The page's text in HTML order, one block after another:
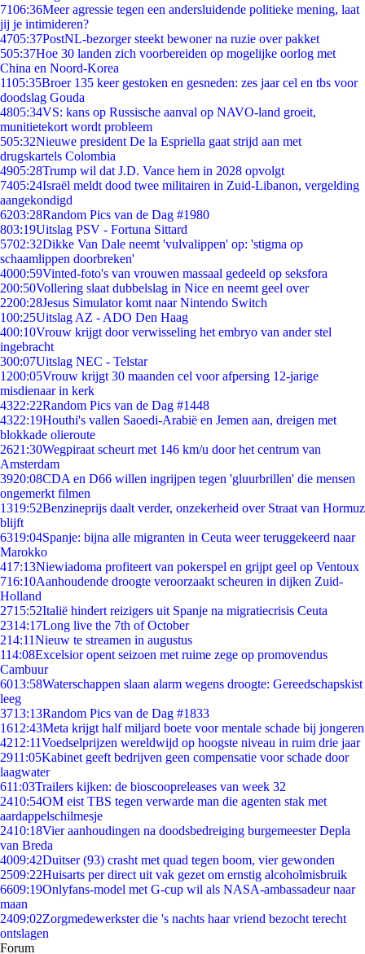
7106:36Meer agressie tegen een andersluidende politieke mening, laat
jij je intimideren?
4705:37PostNL-bezorger steekt bewoner na ruzie over pakket
505:37Hoe 30 landen zich voorbereiden op mogelijke oorlog met
China en Noord-Korea
1105:35Broer 135 keer gestoken en gesneden: zes jaar cel en tbs voor
doodslag Gouda
4805:34VS: kans op Russische aanval op NAVO-land groeit,
munitietekort wordt probleem
505:32Nieuwe president De la Espriella gaat strijd aan met
drugskartels Colombia
4905:28Trump wil dat J.D. Vance hem in 2028 opvolgt
7405:24Israël meldt dood twee militairen in Zuid-Libanon, vergelding
aangekondigd
6203:28Random Pics van de Dag #1980
803:19Uitslag PSV - Fortuna Sittard
5702:32Dikke Van Dale neemt 'vulvalippen' op: 'stigma op
schaamlippen doorbreken'
4000:59Vinted-foto's van vrouwen massaal gedeeld op seksfora
200:50Vollering slaat dubbelslag in Nice en neemt geel over
2200:28Jesus Simulator komt naar Nintendo Switch
100:25Uitslag AZ - ADO Den Haag
400:10Vrouw krijgt door verwisseling het embryo van ander stel
ingebracht
300:07Uitslag NEC - Telstar
1200:05Vrouw krijgt 30 maanden cel voor afpersing 12-jarige
misdienaar in kerk
4322:22Random Pics van de Dag #1448
4322:19Houthi's vallen Saoedi-Arabië en Jemen aan, dreigen met
blokkade olieroute
2621:30Wegpiraat scheurt met 146 km/u door het centrum van
Amsterdam
3920:08CDA en D66 willen ingrijpen tegen 'gluurbrillen' die mensen
ongemerkt filmen
1319:52Benzineprijs daalt verder, onzekerheid over Straat van Hormuz
blijft
6319:04Spanje: bijna alle migranten in Ceuta weer teruggekeerd naar
Marokko
417:13Niewiadoma profiteert van pokerspel en grijpt geel op Ventoux
716:10Aanhoudende droogte veroorzaakt scheuren in dijken Zuid-
Holland
2715:52Italië hindert reizigers uit Spanje na migratiecrisis Ceuta
2314:17Long live the 7th of October
214:11Nieuw te streamen in augustus
114:08Excelsior opent seizoen met ruime zege op promovendus
Cambuur
6013:58Waterschappen slaan alarm wegens droogte: Gereedschapskist
leeg
3713:13Random Pics van de Dag #1833
1612:43Meta krijgt half miljard boete voor mentale schade bij jongeren
4212:11Voedselprijzen wereldwijd op hoogste niveau in ruim drie jaar
2911:05Kabinet geeft bedrijven geen compensatie voor schade door
laagwater
611:03Trailers kijken: de bioscoopreleases van week 32
2410:54OM eist TBS tegen verwarde man die agenten stak met
aardappelschilmesje
2410:18Vier aanhoudingen na doodsbedreiging burgemeester Depla
van Breda
4009:42Duitser (93) crasht met quad tegen boom, vier gewonden
2509:22Huisarts per direct uit vak gezet om ernstig alcoholmisbruik
6609:19Onlyfans-model met G-cup wil als NASA-ambassadeur naar
maan
2409:02Zorgmedewerkster die 's nachts haar vriend bezocht terecht
ontslagen
Forum